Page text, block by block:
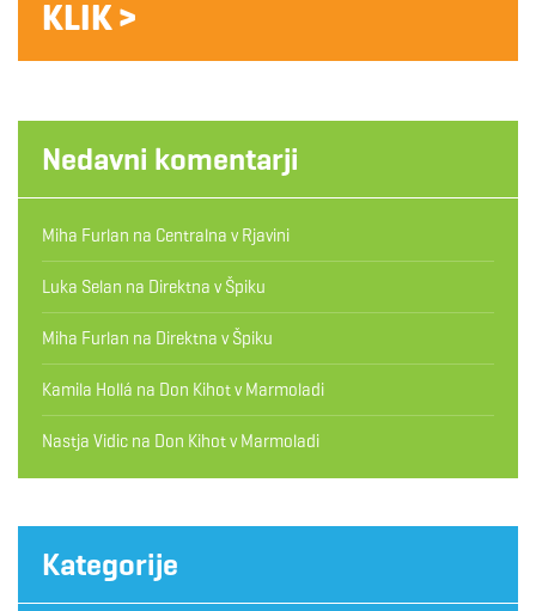
KLIK >
Nedavni komentarji
Miha Furlan na Centralna v Rjavini
Luka Selan na Direktna v Špiku
Miha Furlan na Direktna v Špiku
Kamila Hollá na Don Kihot v Marmoladi
Nastja Vidic na Don Kihot v Marmoladi
Kategorije